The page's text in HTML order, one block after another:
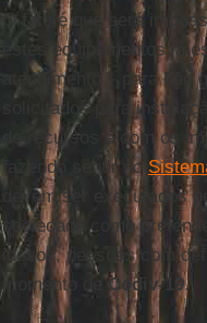
O fato é que será
estes equipamentos já
atendimento – para
solicitados para
de recursos e com os
fazendo sentir no
devem ser executados
sociedade como
idosos, pessoas com
momento deCodiv-19.